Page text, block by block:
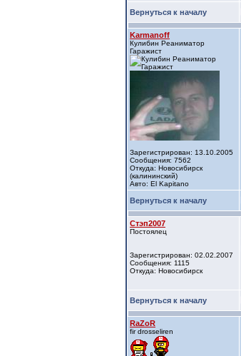
Вернуться к началу
Karmanoff
Кулибин Реаниматор
Гаражист
Зарегистрирован: 13.10.2005
Сообщения: 7562
Откуда: Новосибирск
(калининский)
Авто: El Kapitano
Вернуться к началу
Стэп2007
Постоялец
Зарегистрирован: 02.02.2007
Сообщения: 1115
Откуда: Новосибирск
Вернуться к началу
RaZoR
fir drosseliren